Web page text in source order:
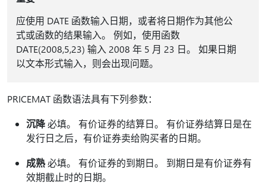
应使用 DATE 函数输入日期，或者将日期作为其他公
式或函数的结果输入。 例如，使用函数
DATE(2008,5,23) 输入 2008 年 5 月 23 日。 如果日期
以文本形式输入，则会出现问题。
PRICEMAT 函数语法具有下列参数：
沉降必填。 有价证券的结算日。 有价证券结算日是在
发行日之后，有价证券卖给购买者的日期。
成熟必填。 有价证券的到期日。 到期日是有价证券有
效期截止时的日期。